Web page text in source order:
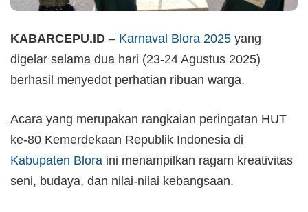
KABARCEPU.ID – Karnaval Blora 2025 yang
digelar selama dua hari (23-24 Agustus 2025)
berhasil menyedot perhatian ribuan warga.
Acara yang merupakan rangkaian peringatan HUT
ke-80 Kemerdekaan Republik Indonesia di
Kabupaten Blora ini menampilkan ragam kreativitas
seni, budaya, dan nilai-nilai kebangsaan.